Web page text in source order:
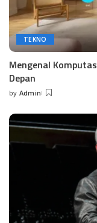
TEKNO
Mengenal
Depan
Posted
by Admin